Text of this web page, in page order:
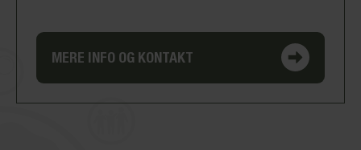
MERE INFO OG KONTAKT